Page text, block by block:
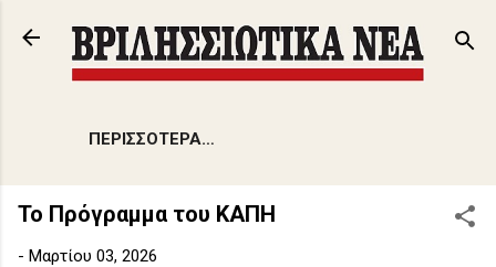
Μετάβαση στο κύριο περιεχόμενο
ΠΕΡΙΣΣΌΤΕΡΑ…
Το Πρόγραμμα του ΚΑΠΗ
- Μαρτίου 03, 2026